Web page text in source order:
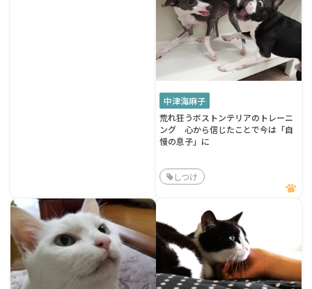
中津海麻子
荒れ狂うボストンテリアのトレーニ
ング 心から信じたことで今は「自
慢の息子」に
しつけ